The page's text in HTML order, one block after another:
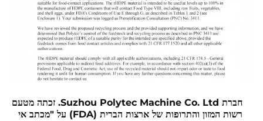
חברת Suzhou Polytec Machine Co. Ltd. זכתה מטעם
רשות המזון והתרופות של ארצות הברית (FDA) על "מכתב אי